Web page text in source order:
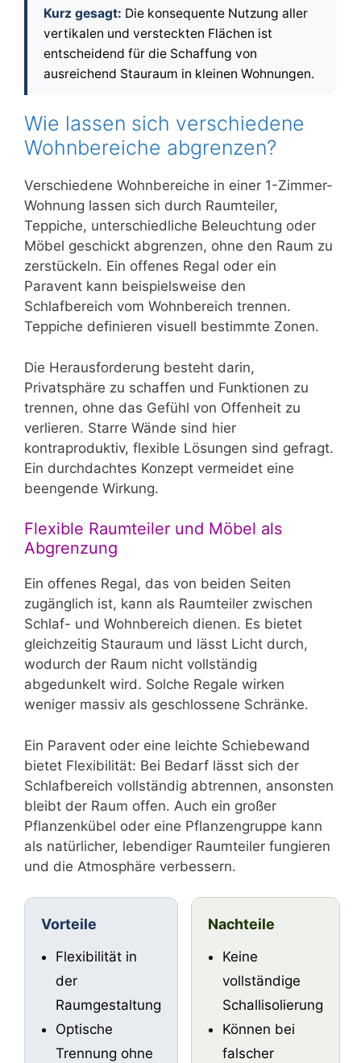
Kurz gesagt: Die konsequente Nutzung aller
vertikalen und versteckten Flächen ist
entscheidend für die Schaffung von
ausreichend Stauraum in kleinen Wohnungen.
Wie lassen sich verschiedene
Wohnbereiche abgrenzen?
Verschiedene Wohnbereiche in einer 1-Zimmer-
Wohnung lassen sich durch Raumteiler,
Teppiche, unterschiedliche Beleuchtung oder
Möbel geschickt abgrenzen, ohne den Raum zu
zerstückeln. Ein offenes Regal oder ein
Paravent kann beispielsweise den
Schlafbereich vom Wohnbereich trennen.
Teppiche definieren visuell bestimmte Zonen.
Die Herausforderung besteht darin,
Privatsphäre zu schaffen und Funktionen zu
trennen, ohne das Gefühl von Offenheit zu
verlieren. Starre Wände sind hier
kontraproduktiv, flexible Lösungen sind gefragt.
Ein durchdachtes Konzept vermeidet eine
beengende Wirkung.
Flexible Raumteiler und Möbel als
Abgrenzung
Ein offenes Regal, das von beiden Seiten
zugänglich ist, kann als Raumteiler zwischen
Schlaf- und Wohnbereich dienen. Es bietet
gleichzeitig Stauraum und lässt Licht durch,
wodurch der Raum nicht vollständig
abgedunkelt wird. Solche Regale wirken
weniger massiv als geschlossene Schränke.
Ein Paravent oder eine leichte Schiebewand
bietet Flexibilität: Bei Bedarf lässt sich der
Schlafbereich vollständig abtrennen, ansonsten
bleibt der Raum offen. Auch ein großer
Pflanzenkübel oder eine Pflanzengruppe kann
als natürlicher, lebendiger Raumteiler fungieren
und die Atmosphäre verbessern.
Vorteile
Flexibilität in
der
Raumgestaltung
Optische
Trennung ohne
Nachteile
Keine
vollständige
Schallisolierung
Können bei
falscher